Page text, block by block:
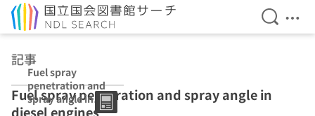
検索を
メ
記事
Fuel spray
penetration and
spray angle in
diesel engines
Fuel spray penetration and spray angle in
diesel engines